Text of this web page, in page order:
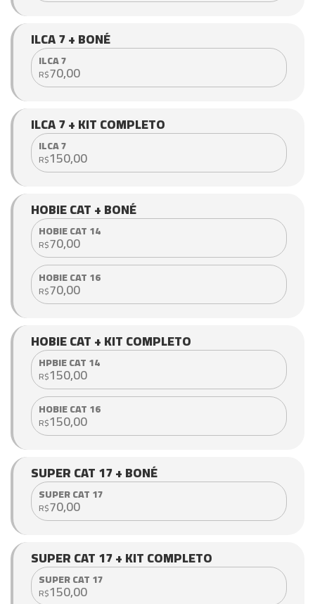
ILCA 7 + BONÉ
ILCA 7
R$70,00
ILCA 7 + KIT COMPLETO
ILCA 7
R$150,00
HOBIE CAT + BONÉ
HOBIE CAT 14
R$70,00
HOBIE CAT 16
R$70,00
HOBIE CAT + KIT COMPLETO
HPBIE CAT 14
R$150,00
HOBIE CAT 16
R$150,00
SUPER CAT 17 + BONÉ
SUPER CAT 17
R$70,00
SUPER CAT 17 + KIT COMPLETO
SUPER CAT 17
R$150,00